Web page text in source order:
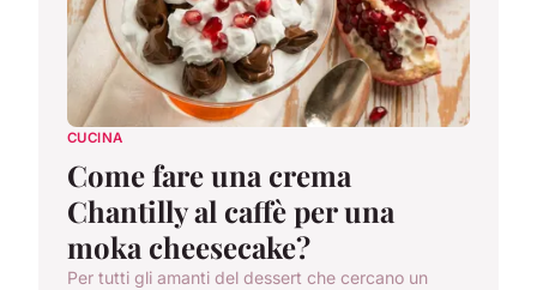
CUCINA
Come fare una crema
Chantilly al caffè per una
moka cheesecake?
Per tutti gli amanti del dessert che cercano un